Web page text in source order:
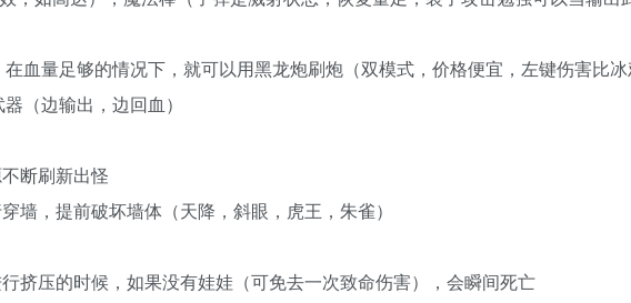
血量足够的情况下，就可以用黑龙炮刷炮（双模式，价格便宜，左键伤害比
（边输出，边回血）
断刷新出怪
墙，提前破坏墙体（天降，斜眼，虎王，朱雀）
挤压的时候，如果没有娃娃（可免去一次致命伤害），会瞬间死亡